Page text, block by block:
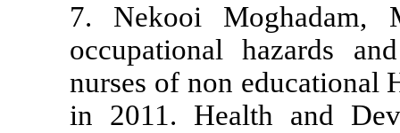
7. Nekooi
nurses of
in 2011.